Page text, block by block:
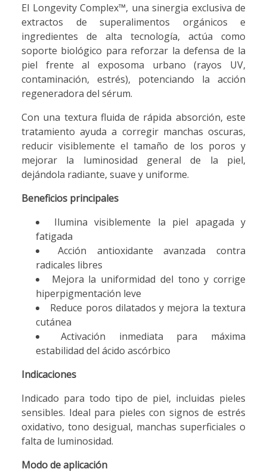
El Longevity Complex™, una sinergia exclusiva de
extractos de superalimentos orgánicos e
ingredientes de alta tecnología, actúa como
soporte biológico para reforzar la defensa de la
piel frente al exposoma urbano (rayos UV,
contaminación, estrés), potenciando la acción
regeneradora del sérum.
Con una textura fluida de rápida absorción, este
tratamiento ayuda a corregir manchas oscuras,
reducir visiblemente el tamaño de los poros y
mejorar la luminosidad general de la piel,
dejándola radiante, suave y uniforme.
Beneficios principales
Ilumina visiblemente la piel apagada y
fatigada
Acción antioxidante avanzada contra
radicales libres
Mejora la uniformidad del tono y corrige
hiperpigmentación leve
Reduce poros dilatados y mejora la textura
cutánea
Activación inmediata para máxima
estabilidad del ácido ascórbico
Indicaciones
Indicado para todo tipo de piel, incluidas pieles
sensibles. Ideal para pieles con signos de estrés
oxidativo, tono desigual, manchas superficiales o
falta de luminosidad.
Modo de aplicación